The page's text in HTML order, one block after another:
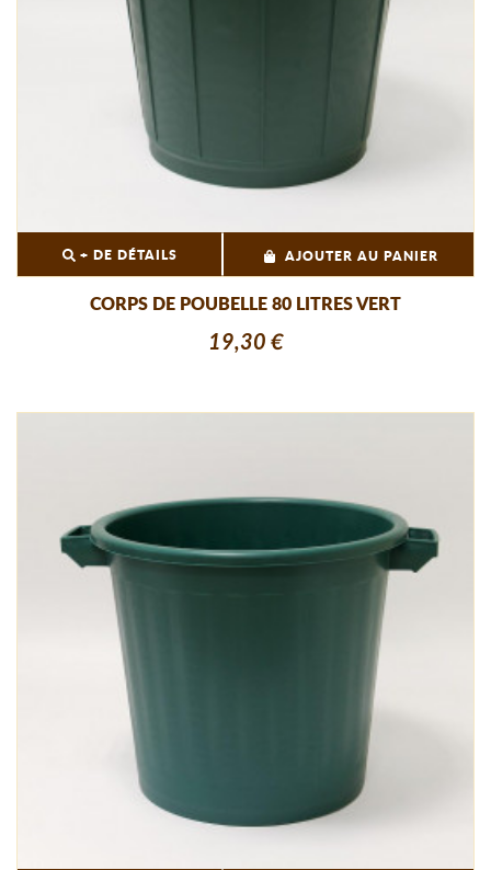
+ DE DÉTAILS AJOUTER AU PANIER
CORPS DE POUBELLE 80 LITRES VERT
19,30 €